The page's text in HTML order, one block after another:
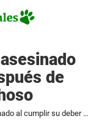
de
Perro policía héroe es asesinado al cumplir su deber después de perseguir a un sospechoso